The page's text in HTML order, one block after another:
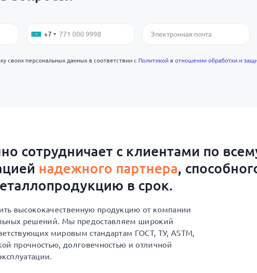
+7
своих персональных данных в соответствии с Политикой в отношении обработки и
сотрудничает с клиентами по
надежного партнера,
в срок.
высококачественную продукцию от компании
решений. Мы предоставляем широкий
мировым стандартам ГОСТ, ТУ, ASTM,
прочностью, долговечностью и отличной